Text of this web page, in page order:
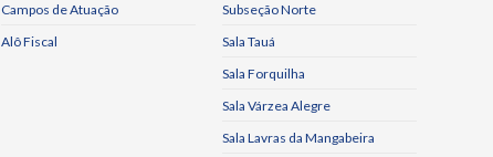
Campos de Atuação
Alô Fiscal
Subseção Norte
Sala Tauá
Sala Forquilha
Sala Várzea Alegre
Sala Lavras da Mangabeira